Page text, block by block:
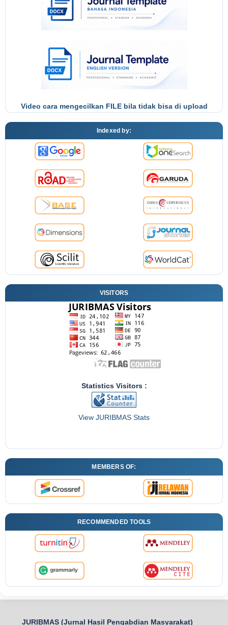
Video cara mengecilkan FILE bila tidak bisa di upload
Indexed by:
VISITORS
Statistics Visitors :
View JURIBMAS Stats
MEMBERS OF:
RECOMMENDED TOOLS
JURIBMAS (Jurnal Hasil Pengabdian Masyarakat)